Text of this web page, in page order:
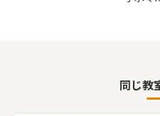
同じ教